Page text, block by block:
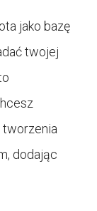
jako bazę
twojej
tworzenia
dodając